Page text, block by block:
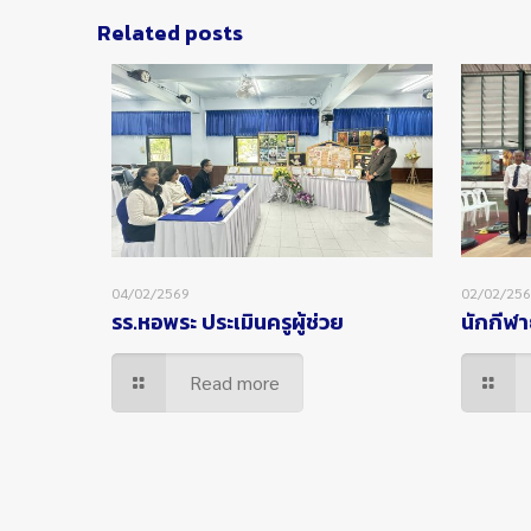
Related posts
04/02/2569
รร.หอพระ ประเมินครูผู้ช่วย
Read more
02/02/
นักกีฬา